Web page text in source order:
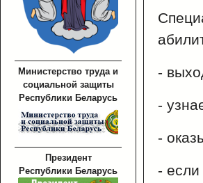
Министерство труда и
социальной защиты
Республики Беларусь
Президент
Республики Беларусь
-
-
-
- если